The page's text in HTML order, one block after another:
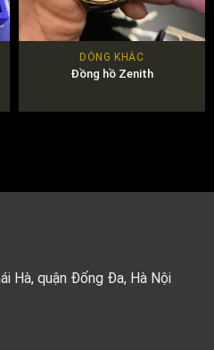
DÒNG KHÁC
Đồng hồ Zenith
Hà, quận Đống Đa, Hà Nội